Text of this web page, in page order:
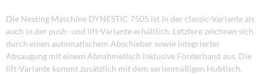
Die Nesting Maschine DYNESTIC 7505 ist in der classic-Variante als
auch in der push- und lift-Variante erhältlich. Letztere zeichnen sich
durch einen automatischem Abschieber sowie integrierter
Absaugung mit einem Abnahmetisch inklusive Förderband aus. Die
lift-Variante kommt zusätzlich mit dem serienmäßigen Hubtisch.